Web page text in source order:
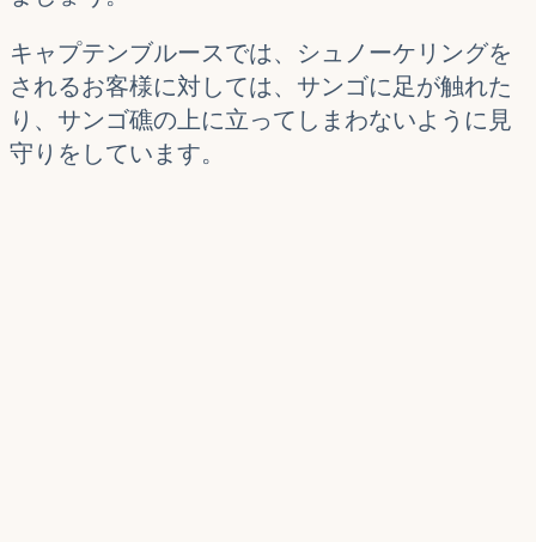
キャプテンブルースでは、シュノーケリングを
されるお客様に対しては、サンゴに足が触れた
り、サンゴ礁の上に立ってしまわないように見
守りをしています。